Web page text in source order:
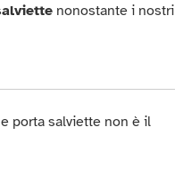
nonostante i nostri
porta salviette non è il